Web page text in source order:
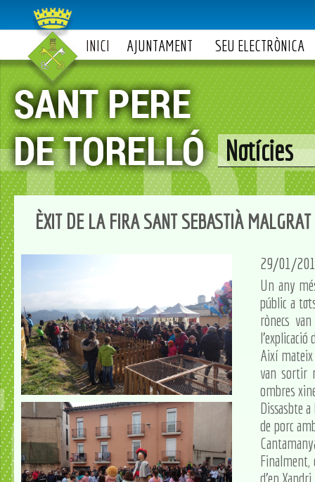
INICI AJUNTAMENT SEU ELECTRÒNICA
Notícies
ÈXIT DE LA FIRA SANT SEBASTIÀ
29/01/
Un any
públic a
rònecs
l'explicació
Així
van sortir
ombres
Dissasbte
de porc
Finalment,
d'en